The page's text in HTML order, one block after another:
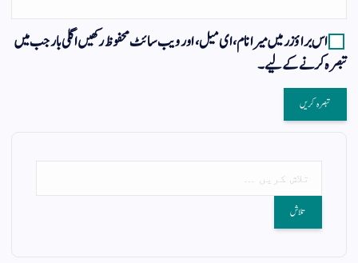
اس براؤزر میں میرا نام، ای میل، اور ویب سائٹ محفوظ رکھیں اگلی بار جب میں
تبصرہ کرنے کےلیے۔